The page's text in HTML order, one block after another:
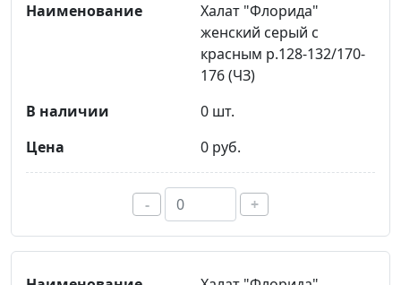
Халат "Флорида"
женский серый с
красным р.128-132/170-
176 (ЧЗ)
0 шт.
0 руб.
- +